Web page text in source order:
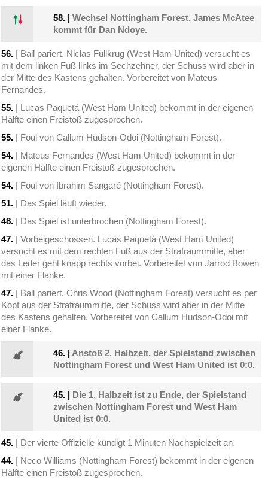
58. |Wechsel Nottingham Forest. James McAtee
kommt für Dan Ndoye.
56. | Ball pariert. Niclas Füllkrug (West Ham United) versucht es
mit dem linken Fuß links im Sechzehner, der Schuss wird aber in
der Mitte des Kastens gehalten. Vorbereitet von Mateus
Fernandes.
55. | Lucas Paquetá (West Ham United) bekommt in der eigenen
Hälfte einen Freistoß zugesprochen.
55. | Foul von Callum Hudson-Odoi (Nottingham Forest).
54. | Mateus Fernandes (West Ham United) bekommt in der
eigenen Hälfte einen Freistoß zugesprochen.
54. | Foul von Ibrahim Sangaré (Nottingham Forest).
51. | Das Spiel läuft wieder.
48. | Das Spiel ist unterbrochen (Nottingham Forest).
47. | Vorbeigeschossen. Lucas Paquetá (West Ham United)
versucht es mit dem rechten Fuß aus der Strafraummitte, aber
das Leder geht knapp rechts vorbei. Vorbereitet von Jarrod Bowen
mit einer Flanke.
47. | Ball pariert. Chris Wood (Nottingham Forest) versucht es per
Kopf aus der Strafraummitte, der Schuss wird aber in der Mitte
des Kastens gehalten. Vorbereitet von Callum Hudson-Odoi mit
einer Flanke.
46. | Anstoß 2. Halbzeit. der Spielstand zwischen
Nottingham Forest und West Ham United ist 0:0.
45. | Die 1. Halbzeit ist zu Ende, der Spielstand
zwischen Nottingham Forest und West Ham
United ist 0:0.
45. | Der vierte Offizielle kündigt 1 Minuten Nachspielzeit an.
44. | Neco Williams (Nottingham Forest) bekommt in der eigenen
Hälfte einen Freistoß zugesprochen.